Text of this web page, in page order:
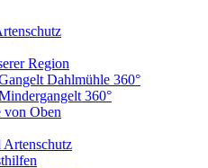
Region
Dahlmühle 360°
360°
von Oben